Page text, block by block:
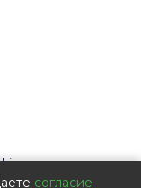
согласие